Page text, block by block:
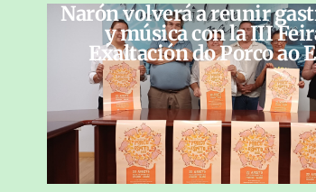
Narón volverá a reunir
y música con la III
Exaltación do Porco ao